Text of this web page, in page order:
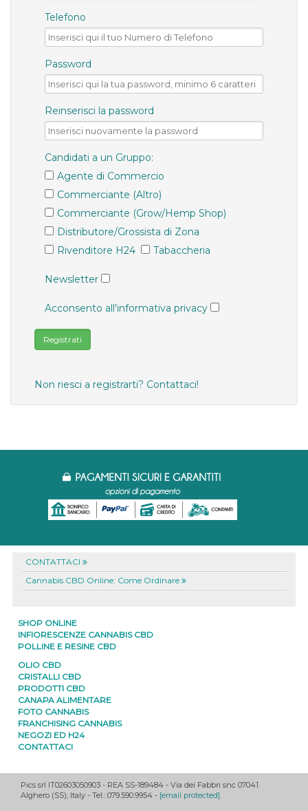
Telefono
Password
Reinserisci la password
Candidati a un Gruppo:
Agente di Commercio
Commerciante (Altro)
Commerciante (Grow/Hemp Shop)
Distributore/Grossista di Zona
Rivenditore H24
Tabaccheria
Newsletter
Acconsento all'informativa privacy
Non riesci a registrarti? Contattaci!
CONTATTACI
Cannabis CBD Online: Come Ordinare
SHOP ONLINE
INFIORESCENZE CANNABIS CBD
POLLINE E RESINE CBD
OLIO CBD
CRISTALLI CBD
PRODOTTI CBD
CANAPA ALIMENTARE
FOTO CANNABIS
FRANCHISING CANNABIS
NEGOZI ED H24
CONTATTACI
Pics srl IT02603050903 - REA SS-189484 - Via dei Fabbri snc 07041
Alghero (SS), Italy - Tel.: 079.590.9954 - [email protected].